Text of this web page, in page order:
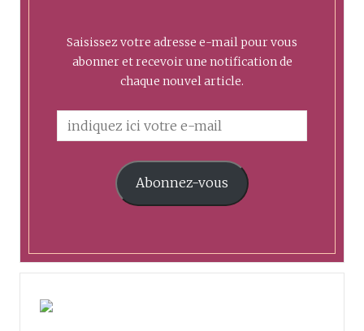
Saisissez votre adresse e-mail pour vous
abonner et recevoir une notification de
chaque nouvel article.
Abonnez-vous